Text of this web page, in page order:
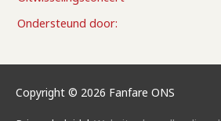
Ondersteund door:
Copyright © 2026 Fanfare ONS